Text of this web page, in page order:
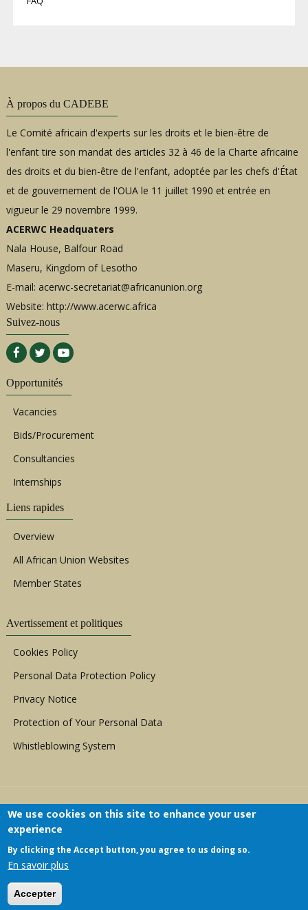
À propos du CADEBE
Le Comité africain d'experts sur les droits et le bien-être de
l'enfant tire son mandat des articles 32 à 46 de la Charte africaine
des droits et du bien-être de l'enfant, adoptée par les chefs d'État
et de gouvernement de l'OUA le 11 juillet 1990 et entrée en
vigueur le 29 novembre 1999.
ACERWC Headquaters
Nala House, Balfour Road
Maseru, Kingdom of Lesotho
E-mail: acerwc-secretariat@africanunion.org
Website: http://www.acerwc.africa
Suivez-nous
Opportunités
Vacancies
Bids/Procurement
Consultancies
Internships
Liens rapides
Overview
All African Union Websites
Member States
Avertissement et politiques
Cookies Policy
Personal Data Protection Policy
Privacy Notice
Protection of Your Personal Data
Whistleblowing System
Copyright © 1999 - 2026 |ACERWC - African
We use cookies on this site to enhance your user
experience
By clicking the Accept button, you agree to us doing so.
En savoir plus
Accepter